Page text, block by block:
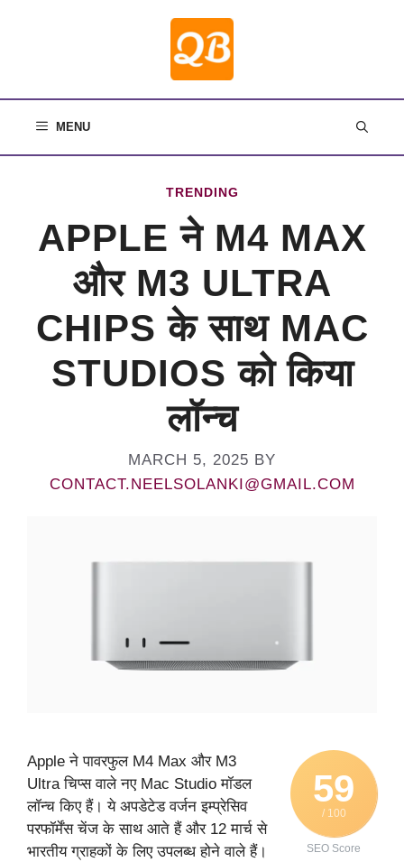
MENU
TRENDING
APPLE ने M4 MAX
और M3 ULTRA
CHIPS के साथ MAC
STUDIOS को किया
लॉन्च
MARCH 5, 2025 BY
CONTACT.NEELSOLANKI@GMAIL.COM
59
/ 100
SEO Score
Apple ने पावरफुल M4 Max और M3
Ultra चिप्स वाले नए Mac Studio मॉडल
लॉन्च किए हैं। ये अपडेटेड वर्जन इम्प्रेसिव
परफॉर्मेंस चेंज के साथ आते हैं और 12 मार्च से
भारतीय ग्राहकों के लिए उपलब्ध होने वाले हैं।